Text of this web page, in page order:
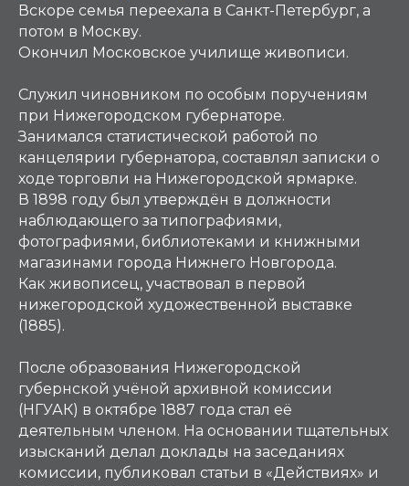
Вскоре семья переехала в Санкт-Петербург, а
потом в Москву.
Окончил Московское училище живописи.
Служил чиновником по особым поручениям
при Нижегородском губернаторе.
Занимался статистической работой по
канцелярии губернатора, составлял записки о
ходе торговли на Нижегородской ярмарке.
В 1898 году был утверждён в должности
наблюдающего за типографиями,
фотографиями, библиотеками и книжными
магазинами города Нижнего Новгорода.
Как живописец, участвовал в первой
нижегородской художественной выставке
(1885).
После образования Нижегородской
губернской учёной архивной комиссии
(НГУАК) в октябре 1887 года стал её
деятельным членом. На основании тщательных
изысканий делал доклады на заседаниях
комиссии, публиковал статьи в «Действиях» и